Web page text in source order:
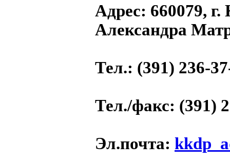
Адрес: 660079, г.
Александра
Тел.: (391) 236-
Тел./факс: (391)
Эл.почта: